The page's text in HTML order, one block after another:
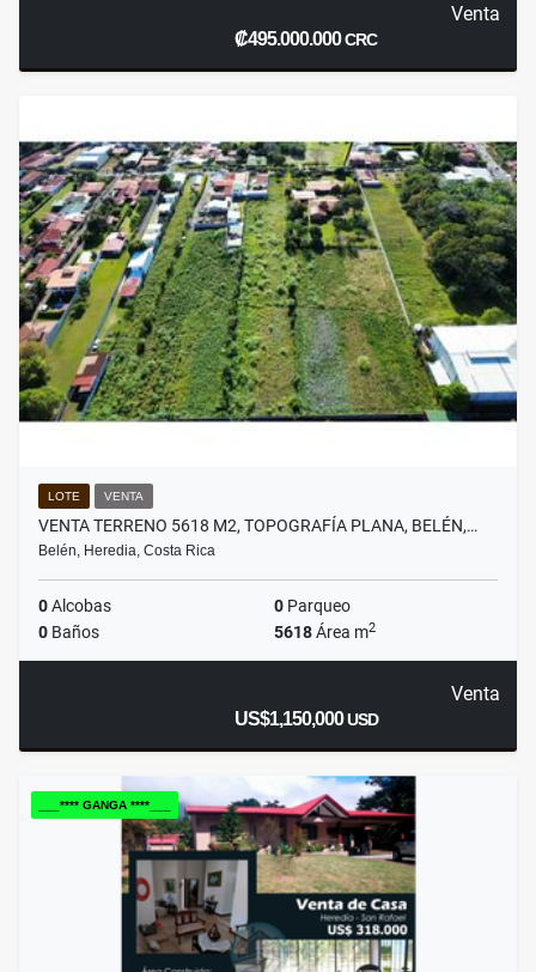
Venta
₡495.000.000CRC
LOTE VENTA
VENTA TERRENO 5618 M2, TOPOGRAFÍA PLANA, BELÉN,…
Belén, Heredia, Costa Rica
0Alcobas 0 Parqueo
0 Baños 5618Área m2
Venta
US$1,150,000USD
___**** GANGA ****___